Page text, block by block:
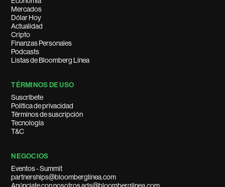
Mercados
Dólar Hoy
Actualidad
Cripto
Finanzas Personales
Podcasts
Listas de Bloomberg Línea
TÉRMINOS DE USO
Suscríbete
Política de privacidad
Términos de suscripción
Tecnología
T&C
NEGOCIOS
Eventos - Summit
partnerships@bloomberglinea.com